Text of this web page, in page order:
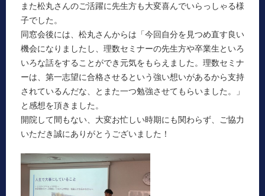
また松丸さんのご活躍に先生方も大変喜んでいらっしゃる様
子でした。
同窓会後には、松丸さんからは「今回自分を見つめ直す良い
機会になりましたし、理数セミナーの先生方や卒業生といろ
いろな話をすることができ元気をもらえました。理数セミナ
ーは、第一志望に合格させるという強い想いがあるから支持
されているんだな、とまた一つ勉強させてもらいました。」
と感想を頂きました。
開院して間もない、大変お忙しい時期にも関わらず、ご協力
いただき誠にありがとうございました！